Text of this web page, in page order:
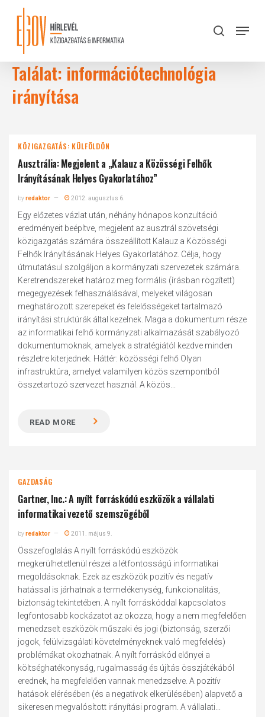
content
search
Menu
Találat: információtechnológia
irányítása
KÖZIGAZGATÁS: KÜLFÖLDÖN
Ausztrália: Megjelent a „Kalauz a Közösségi Felhők
Irányításának Helyes Gyakorlatához”
byredaktor 2012. augusztus 6.
Egy előzetes vázlat után, néhány hónapos konzultáció
eredményeit beépítve, megjelent az ausztrál szövetségi
közigazgatás számára összeállított Kalauz a Közösségi
Felhők Irányításának Helyes Gyakorlatához. Célja, hogy
útmutatásul szolgáljon a kormányzati szervezetek számára.
Keretrendszereket határoz meg formális (írásban rögzített)
megegyezések felhasználásával, melyeket világosan
meghatározott szerepeket és felelősségeket tartalmazó
irányítási struktúrák által kezelnek. Maga a dokumentum része
az informatikai felhő kormányzati alkalmazását szabályozó
dokumentumoknak, amelyek a stratégiától kezdve minden
részletre kiterjednek. Háttér: közösségi felhő Olyan
infrastruktúra, amelyet valamilyen közös szempontból
összetartozó szervezet használ. A közös...
READ MORE
GAZDASÁG
Gartner, Inc.: A nyílt forráskódú eszközök a vállalati
informatikai vezető szemszögéből
byredaktor 2011. május 9.
Összefoglalás A nyílt forráskódú eszközök
megkerülhetetlenül részei a létfontosságú informatikai
megoldásoknak. Ezek az eszközök pozitív és negatív
hatással is járhatnak a termelékenység, funkcionalitás,
biztonság tekintetében. A nyílt forráskóddal kapcsolatos
legfontosabb kockázatot az okozza, hogy a nem megfelelően
menedzselt eszközök műszaki és jogi (biztonság, szerzői
jogok, felülvizsgálati követelményeknek való megfelelés)
problémákat okozhatnak. A nyílt forráskód előnyei a
költséghatékonyság, rugalmasság és újítás összjátékából
erednek, ha megfelelően vannak menedzselve. A pozitív
hatások elérésében (és a negatívok elkerülésében) alapvető a
sikeresen megvalósított irányítási program. A vállalati...
Close